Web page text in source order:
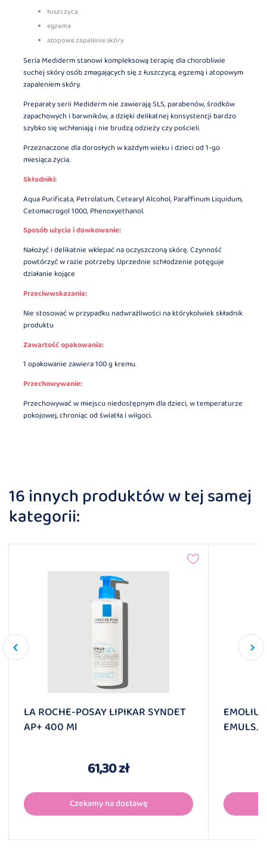
łuszczyca
egzema
atopowe zapalenie skóry
Seria Mediderm stanowi kompleksową terapię dla chorobliwie
suchej skóry osób zmagających się z łuszczycą, egzemą i atopowym
zapaleniem skóry.
Preparaty serii Mediderm nie zawierają SLS, parabenów, środków
zapachowych i barwników, a dzięki delikatnej konsystencji bardzo
szybko się wchłaniają i nie brudzą odzieży czy pościeli.
Przeznaczone dla dorosłych w każdym wieku i dzieci od 1-go
miesiąca życia.
Składniki:
Aqua Purificata, Petrolatum, Cetearyl Alcohol, Paraffinum Liquidum,
Cetomacrogol 1000, Phenoxyethanol.
Sposób użycia i dawkowanie:
Nałożyć i delikatnie wklepać na oczyszczoną skórę. Czynność
powtórzyć w razie potrzeby. Uprzednie schłodzenie potęguje
działanie kojące
Przeciwwskazania:
Nie stosować w przypadku nadwrażliwości na którykolwiek składnik
produktu
Zawartość opakowania:
1 opakowanie zawiera 100 g kremu.
Przechowywanie:
Przechowywać w miejscu niedostępnym dla dzieci, w temperaturze
pokojowej, chroniąc od światła i wilgoci.
16 innych produktów w tej samej
kategorii:
LA ROCHE-POSAY LIPIKAR SYNDET
AP+ 400 Ml
61,30 zł
Czekamy na dostawę